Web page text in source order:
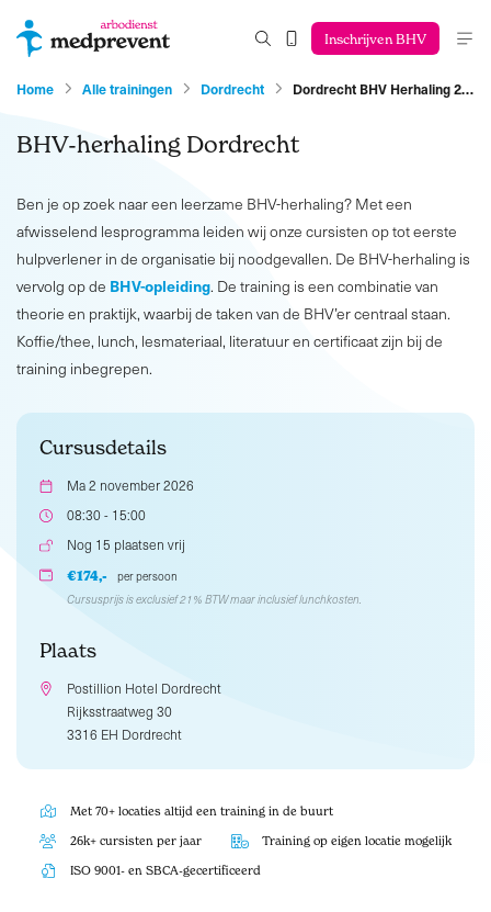
Inschrijven BHV
Home Alle trainingen Dordrecht Dordrecht BHV Herhaling 2…
BHV-herhaling Dordrecht
Ben je op zoek naar een leerzame BHV-herhaling? Met een
afwisselend lesprogramma leiden wij onze cursisten op tot eerste
hulpverlener in de organisatie bij noodgevallen. De BHV-herhaling is
vervolg op de BHV-opleiding. De training is een combinatie van
theorie en praktijk, waarbij de taken van de BHV’er centraal staan.
Koffie/thee, lunch, lesmateriaal, literatuur en certificaat zijn bij de
training inbegrepen.
Cursusdetails
Ma 2 november 2026
08:30 - 15:00
Nog 15 plaatsen vrij
€174,-
per persoon
Cursusprijs is exclusief 21% BTW maar inclusief lunchkosten.
Plaats
Postillion Hotel Dordrecht
Rijksstraatweg 30
3316 EH Dordrecht
Met 70+ locaties altijd een training in de buurt
26k+ cursisten per jaar Training op eigen locatie mogelijk
ISO 9001- en SBCA-gecertificeerd